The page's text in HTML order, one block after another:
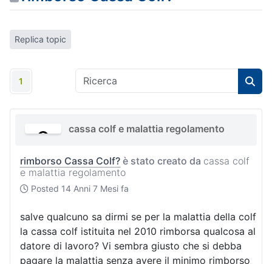
Replica topic
1
cassa colf e malattia regolamento
rimborso Cassa Colf? è stato creato da cassa colf
e malattia regolamento
Posted 14 Anni 7 Mesi fa
salve qualcuno sa dirmi se per la malattia della colf
la cassa colf istituita nel 2010 rimborsa qualcosa al
datore di lavoro? Vi sembra giusto che si debba
pagare la malattia senza avere il minimo rimborso